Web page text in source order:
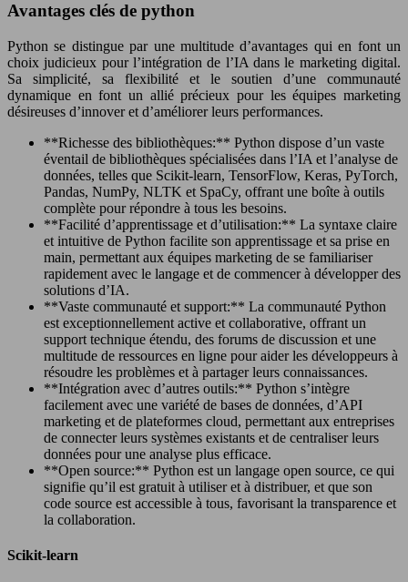
Avantages clés de python
Python se distingue par une multitude d’avantages qui en font un
choix judicieux pour l’intégration de l’IA dans le marketing digital.
Sa simplicité, sa flexibilité et le soutien d’une communauté
dynamique en font un allié précieux pour les équipes marketing
désireuses d’innover et d’améliorer leurs performances.
**Richesse des bibliothèques:** Python dispose d’un vaste
éventail de bibliothèques spécialisées dans l’IA et l’analyse de
données, telles que Scikit-learn, TensorFlow, Keras, PyTorch,
Pandas, NumPy, NLTK et SpaCy, offrant une boîte à outils
complète pour répondre à tous les besoins.
**Facilité d’apprentissage et d’utilisation:** La syntaxe claire
et intuitive de Python facilite son apprentissage et sa prise en
main, permettant aux équipes marketing de se familiariser
rapidement avec le langage et de commencer à développer des
solutions d’IA.
**Vaste communauté et support:** La communauté Python
est exceptionnellement active et collaborative, offrant un
support technique étendu, des forums de discussion et une
multitude de ressources en ligne pour aider les développeurs à
résoudre les problèmes et à partager leurs connaissances.
**Intégration avec d’autres outils:** Python s’intègre
facilement avec une variété de bases de données, d’API
marketing et de plateformes cloud, permettant aux entreprises
de connecter leurs systèmes existants et de centraliser leurs
données pour une analyse plus efficace.
**Open source:** Python est un langage open source, ce qui
signifie qu’il est gratuit à utiliser et à distribuer, et que son
code source est accessible à tous, favorisant la transparence et
la collaboration.
Scikit-learn